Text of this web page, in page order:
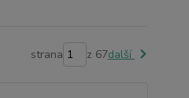
strana z 67další